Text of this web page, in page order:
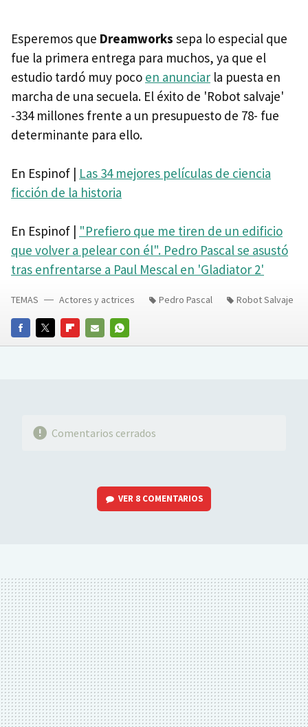
Esperemos que Dreamworks sepa lo especial que
fue la primera entrega para muchos, ya que el
estudio tardó muy poco en anunciar la puesta en
marcha de una secuela. El éxito de 'Robot salvaje'
-334 millones frente a un presupuesto de 78- fue
determinante para ello.
En Espinof | Las 34 mejores películas de ciencia
ficción de la historia
En Espinof | "Prefiero que me tiren de un edificio
que volver a pelear con él". Pedro Pascal se asustó
tras enfrentarse a Paul Mescal en 'Gladiator 2'
FACEBOOKTWITTERFLIPBOARD
E-
WHATSAPP
TEMAS Actores y actrices Pedro Pascal Robot Salvaje
Comentarios cerrados
VER 8 COMENTARIOS